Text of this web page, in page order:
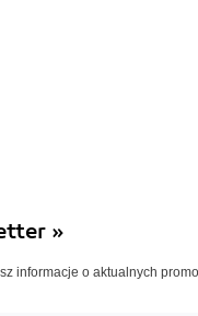
»
informacje o aktualnych